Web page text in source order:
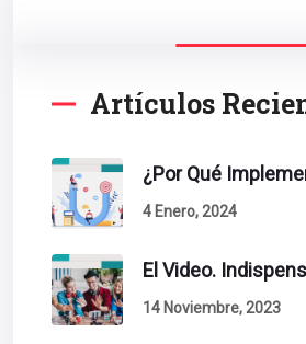
Artículos
4 Enero, 2024
14 Noviembre, 2023